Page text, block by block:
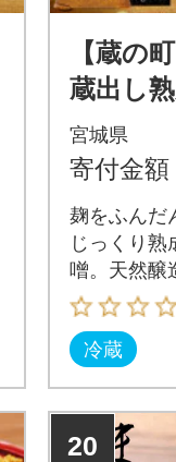
【蔵の
蔵出し
5kg×1袋
原材料)
宮城県
寄付金額
麹をふんだ
じっくり熟
噌。天然醸
みを味わえ
冷蔵
20